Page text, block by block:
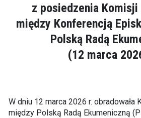
z posiedzenia Komisji
między Konferencją
Polską Radą
(12 marca
W dniu 12 marca 2026 r. obradowała
między Polską Radą Ekumeniczną